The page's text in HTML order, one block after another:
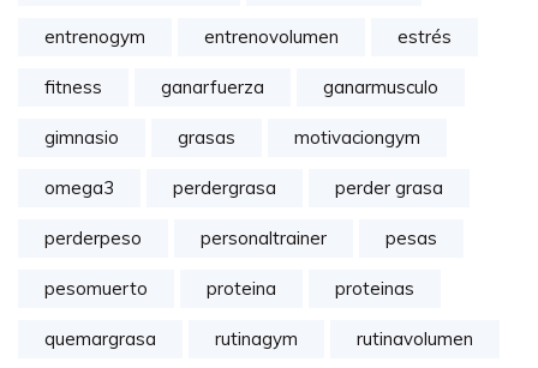
entrenogym entrenovolumen estrés
fitness ganarfuerza ganarmusculo
gimnasio grasas motivaciongym
omega3 perdergrasa perder grasa
perderpeso personaltrainer pesas
pesomuerto proteina proteinas
quemargrasa rutinagym rutinavolumen